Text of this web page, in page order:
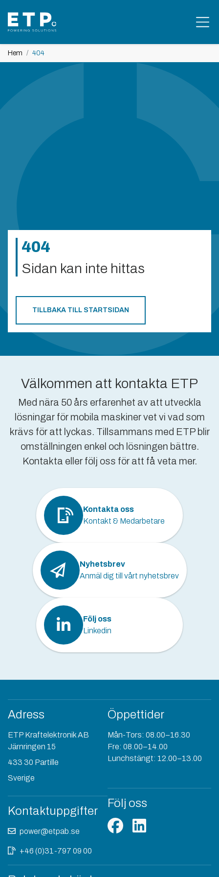
Hem 404
404
Sidan kan inte hittas
TILLBAKA TILL STARTSIDAN
Välkommen att kontakta ETP
Med nära 50 års erfarenhet av att utveckla
lösningar för mobila maskiner vet vi vad som
krävs för att lyckas. Tillsammans med ETP blir
omställningen enkel och lösningen bättre.
Kontakta eller följ oss för att få veta mer.
Kontakta oss
Kontakt & Medarbetare
Nyhetsbrev
Anmäl dig till vårt nyhetsbrev
Följ oss
Linkedin
Adress
ETP Kraftelektronik AB
Järnringen 15
433 30 Partille
Sverige
Kontaktuppgifter
power@etpab.se
+46 (0)31-797 09 00
Öppettider
Mån-Tors: 08.00–16.30
Fre: 08.00–14.00
Lunchstängt: 12.00–13.00
Följ oss